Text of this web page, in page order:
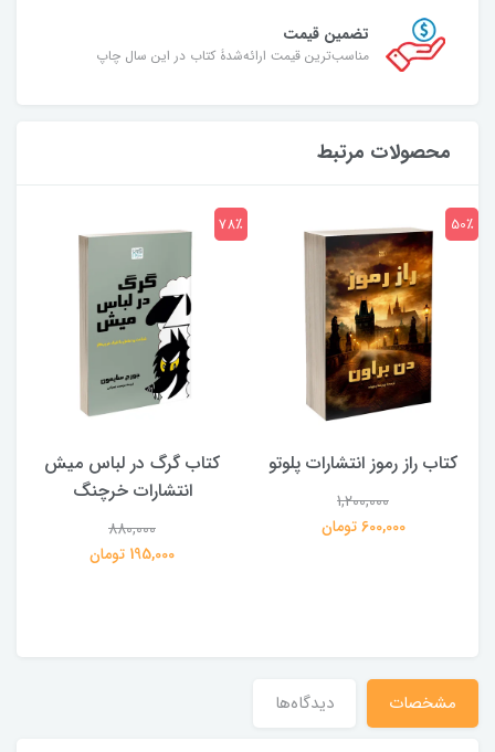
تضمین قیمت
مناسب‌ترین قیمت ارائه‌شدۀ کتاب در این سال چاپ
محصولات مرتبط
کتاب راز رموز انتشارات پلوتو
1,200,000
600,000 تومان
50٪
کتاب گرگ در لباس میش
انتشارات خرچنگ
880,000
195,000 تومان
78٪
مشخصات دیدگاه‌ها